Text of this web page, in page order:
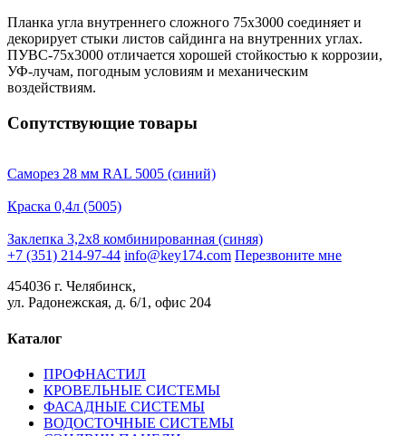
Планка угла внутреннего сложного 75х3000 соединяет и
декорирует стыки листов сайдинга на внутренних углах.
ПУВС-75х3000 отличается хорошей стойкостью к коррозии,
УФ-лучам, погодным условиям и механическим
воздействиям.
Сопутствующие товары
Саморез 28 мм RAL 5005 (синий)
Краска 0,4л (5005)
Заклепка 3,2х8 комбинированная (синяя)
+7 (351) 214-97-44 info@key174.com Перезвоните мне
454036 г. Челябинск,
ул. Радонежская, д. 6/1, офис 204
Каталог
ПРОФНАСТИЛ
КРОВЕЛЬНЫЕ СИСТЕМЫ
ФАСАДНЫЕ СИСТЕМЫ
ВОДОСТОЧНЫЕ СИСТЕМЫ